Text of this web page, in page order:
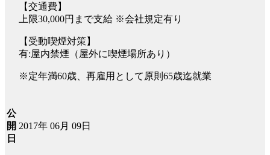
【交通費】
上限30,000円まで支給 ※会社規定有り
【受動喫煙対策】
有:屋内禁煙（屋外に喫煙場所あり）
※定年満60歳、再雇用として原則65歳迄就業
公
開
日
2017年 06月 09日